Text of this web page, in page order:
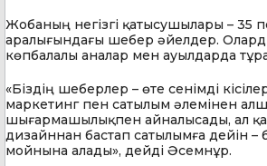
Жобаның негізгі қатысушылары – 35
аралығындағы шебер әйелдер.
көпбалалы аналар мен ауылдарда
«Біздің шеберлер – өте сенімді
маркетинг пен сатылым әлемінен
шығармашылықпен айналысады, ал
дизайннан бастап сатылымға дейін –
мойнына алады», дейді Әсемнұр.